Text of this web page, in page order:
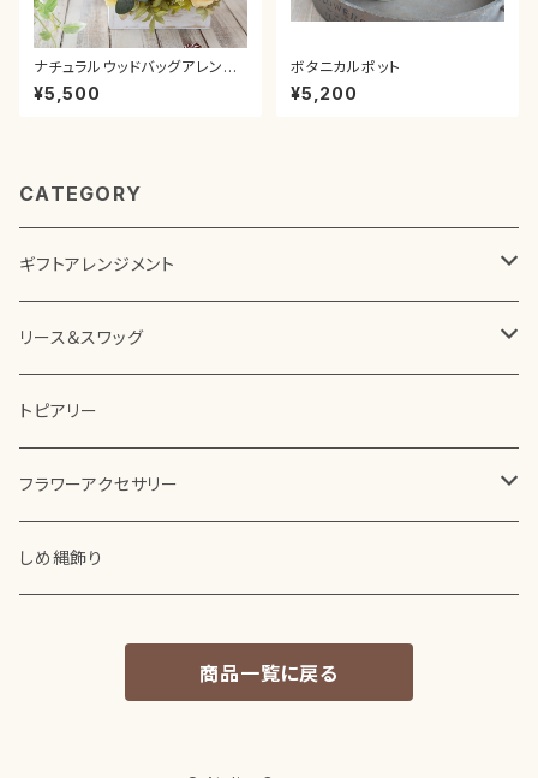
ナチュラルウッドバッグアレンジ
タルトオレンジ カーネーション
ローズ 薔薇 お祝い 引っ越し祝
¥5,500
ボタニカルポット
¥5,200
CATEGORY
ギフトアレンジメント
ボックスアレンジメント
花器を使ったアレンジメント
その他アレンジメント
リース＆スワッグ
プリザーブドフラワー
アーティフィシャルフラワー（造花）
ドライフラワー
トピアリー
フラワーアクセサリー
コサージュ
しめ縄飾り
商品一覧に戻る